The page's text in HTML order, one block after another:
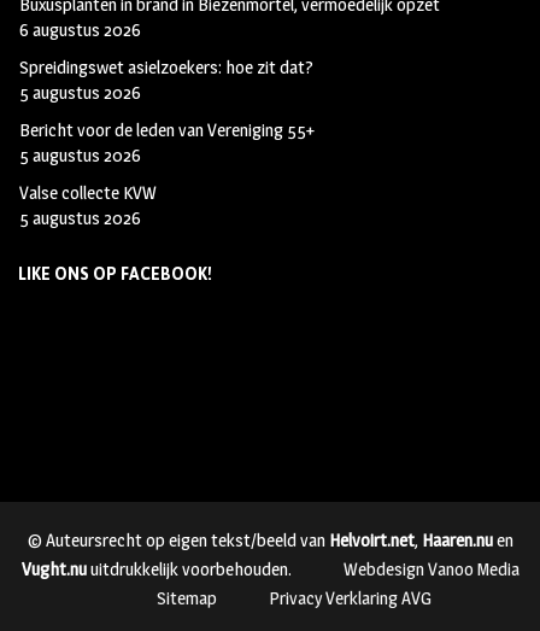
6 augustus 2026
Spreidingswet asielzoekers: hoe zit dat?
5 augustus 2026
Bericht voor de leden van Vereniging 55+
5 augustus 2026
Valse collecte KVW
5 augustus 2026
LIKE ONS OP FACEBOOK!
© Auteursrecht op eigen tekst/beeld van Helvoirt.net, Haaren.nuen
Vught.nuuitdrukkelijk voorbehouden.
Webdesign Vanoo Media
Sitemap
Privacy Verklaring AVG